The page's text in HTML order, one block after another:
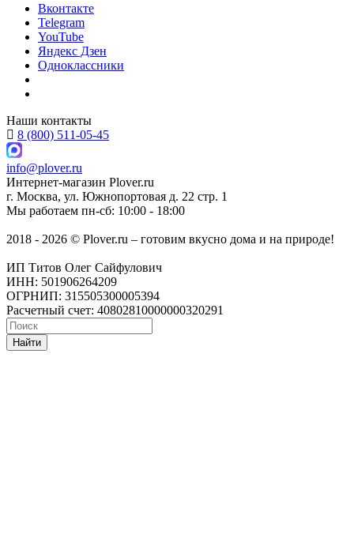
Вконтакте
Telegram
YouTube
Яндекс Дзен
Одноклассники
Наши контакты
8 (800) 511-05-45
info@plover.ru
Интернет-магазин Plover.ru
г. Москва, ул. Южнопортовая д. 22 стр. 1
Мы работаем пн-сб: 10:00 - 18:00
2018 - 2026 © Plover.ru – готовим вкусно дома и на природе!
ИП Титов Олег Сайфулович
ИНН: 501906264209
ОГРНИП: 315505300005394
Расчетный счет: 40802810000000320291
Найти